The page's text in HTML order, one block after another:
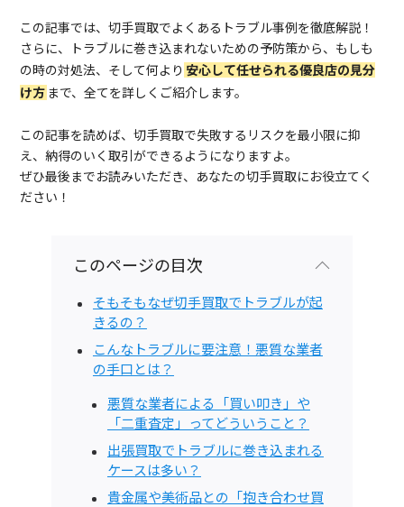
この記事では、切手買取でよくあるトラブル事例を徹底解説！
さらに、トラブルに巻き込まれないための予防策から、もしも
の時の対処法、そして何より 安心して任せられる優良店の見分
け方 まで、全てを詳しくご紹介します。
この記事を読めば、切手買取で失敗するリスクを最小限に抑
え、納得のいく取引ができるようになりますよ。
ぜひ最後までお読みいただき、あなたの切手買取にお役立てく
ださい！
このページの目次
そもそもなぜ切手買取でトラブルが起
きるの？
こんなトラブルに要注意！悪質な業者
の手口とは？
悪質な業者による「買い叩き」や
「二重査定」ってどういうこと？
出張買取でトラブルに巻き込まれる
ケースは多い？
貴金属や美術品との「抱き合わせ買